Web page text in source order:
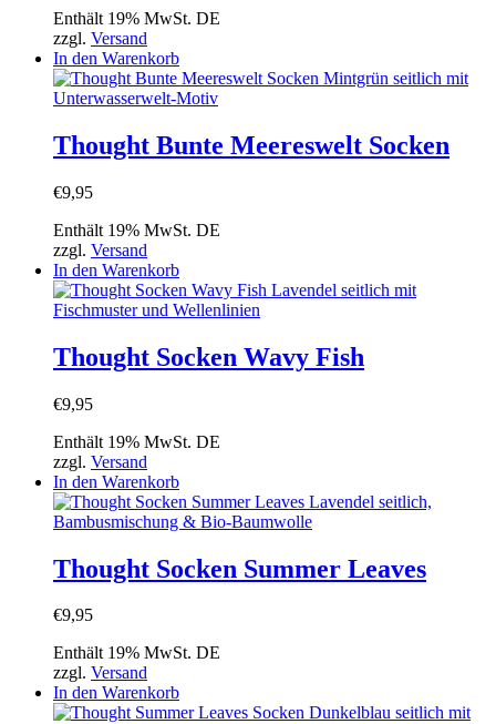
Enthält 19% MwSt. DE
zzgl. Versand
In den Warenkorb
Thought Bunte Meereswelt Socken
€9,95
Enthält 19% MwSt. DE
zzgl. Versand
In den Warenkorb
Thought Socken Wavy Fish
€9,95
Enthält 19% MwSt. DE
zzgl. Versand
In den Warenkorb
Thought Socken Summer Leaves
€9,95
Enthält 19% MwSt. DE
zzgl. Versand
In den Warenkorb